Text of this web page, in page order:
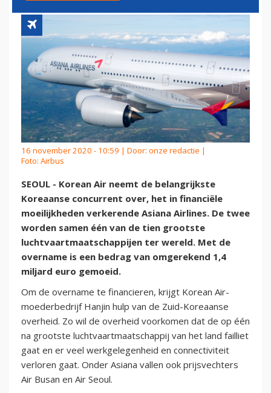
16 november 2020 - 10:59 | Door: onze redactie |
Foto: Airbus
SEOUL - Korean Air neemt de belangrijkste
Koreaanse concurrent over, het in financiële
moeilijkheden verkerende Asiana Airlines. De twee
worden samen één van de tien grootste
luchtvaartmaatschappijen ter wereld. Met de
overname is een bedrag van omgerekend 1,4
miljard euro gemoeid.
Om de overname te financieren, krijgt Korean Air-
moederbedrijf Hanjin hulp van de Zuid-Koreaanse
overheid. Zo wil de overheid voorkomen dat de op één
na grootste luchtvaartmaatschappij van het land failliet
gaat en er veel werkgelegenheid en connectiviteit
verloren gaat. Onder Asiana vallen ook prijsvechters
Air Busan en Air Seoul.